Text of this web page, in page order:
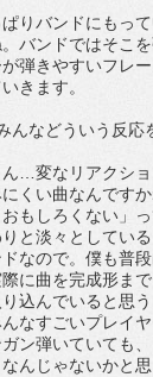
りバンドにもっ
バンドではそこ
弾きやすいフレ
きます。
んなどういう反応
…変なリアクシ
くい曲なんです
もしろくない」
と淡々としてい
なので。僕も普
に曲を完成形ま
込んでいると思
なすごいプレイ
ン弾いていても
んじゃないかと思